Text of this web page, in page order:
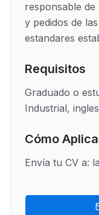
responsable
y pedidos de
estandares
Requisitos
Graduado o
Industrial,
Cómo
Envía tu CV a: